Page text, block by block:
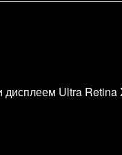
Ultra Retina